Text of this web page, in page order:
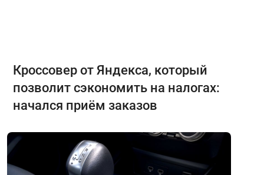
Кроссовер от Яндекса, который
позволит сэкономить на налогах:
начался приём заказов